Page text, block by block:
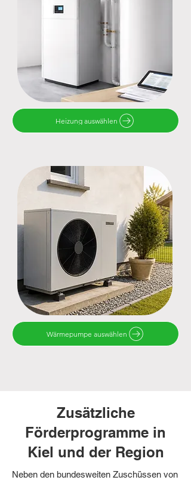
Heizung auswählen
Wärmepumpe auswählen
Zusätzliche
Förderprogramme in
Kiel und der Region
Neben den bundesweiten Zuschüssen von